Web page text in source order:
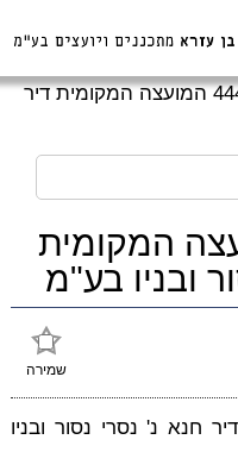
ע"א 4447/07 המועצה המקומית דיר
07 המועצה המקומית
ובניו בע"מ
שמירה
חנא נ' נסרי נסור ובניו